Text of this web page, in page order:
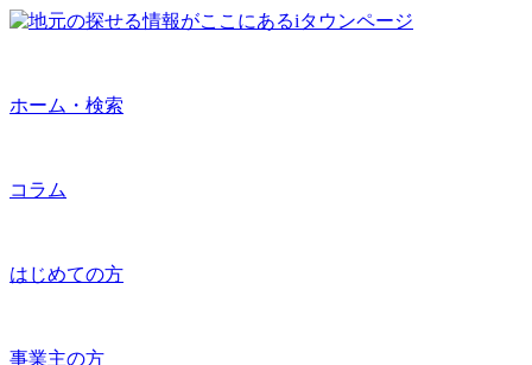
ホーム・検索
コラム
はじめての方
事業主の方